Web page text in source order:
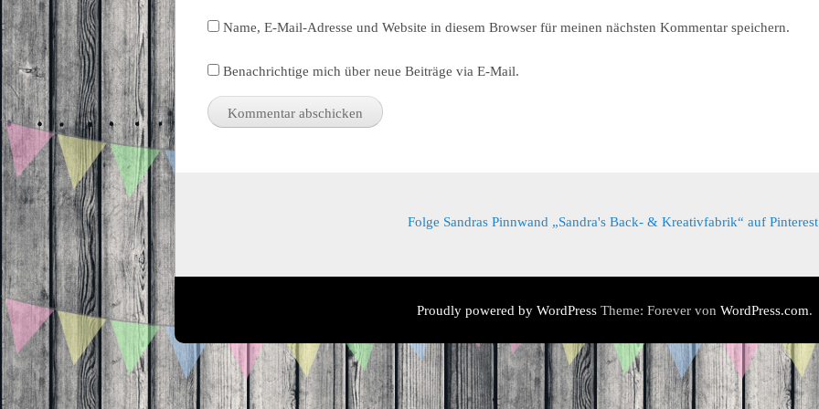
Name, E-Mail-Adresse und Website in diesem Browser für meinen nächsten Kommentar speichern.
Benachrichtige mich über neue Beiträge via E-Mail.
Folge Sandras Pinnwand „Sandra's Back- & Kreativfabrik“ auf
Proudly powered by WordPressTheme: Forever von WordPress.com.